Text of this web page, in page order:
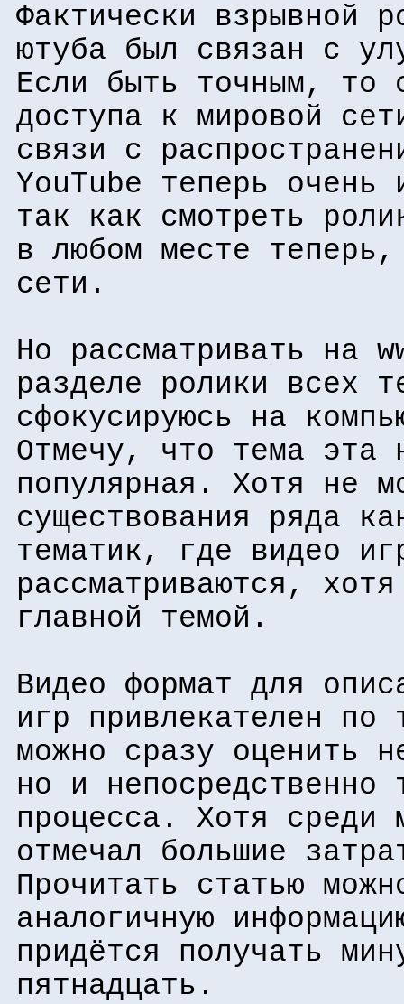
Фактически взрывной
ютуба был связан с
Если быть точным, то
доступа к мировой
связи с
YouTube теперь
так как смотреть
в любом месте
сети.
Но рассматривать на
разделе ролики всех
сфокусируюсь на
Отмечу, что тема эта
популярная. Хотя не
существования ряда
тематик, где видео
рассматриваются,
главной темой.
Видео формат для
игр привлекателен по
можно сразу оценить
но и непосредственно
процесса. Хотя среди
отмечал большие
Прочитать статью
аналогичную
придётся получать
пятнадцать.